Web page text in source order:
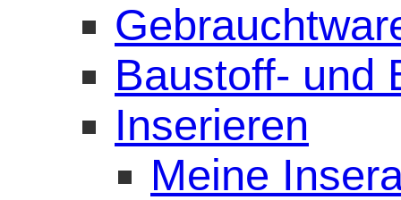
Baustoff- und
Inserieren
Meine